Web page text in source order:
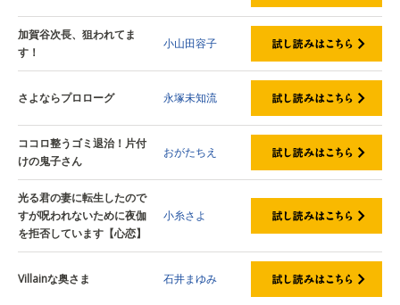
加賀谷次長、狙われてま
す！
小山田容子
さよならプロローグ 永塚未知流
ココロ整うゴミ退治！片付
けの鬼子さん
おがたちえ
光る君の妻に転生したので
すが呪われないために夜伽
を拒否しています【心恋】
小糸さよ
Villainな奥さま 石井まゆみ